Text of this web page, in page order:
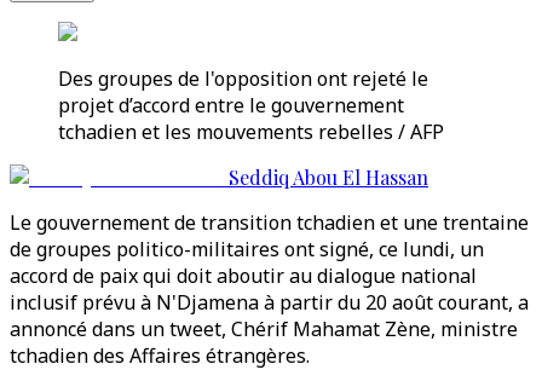
Des groupes de l'opposition ont rejeté le
projet d’accord entre le gouvernement
tchadien et les mouvements rebelles / AFP
Seddiq Abou El Hassan
Le gouvernement de transition tchadien et une trentaine
de groupes politico-militaires ont signé, ce lundi, un
accord de paix qui doit aboutir au dialogue national
inclusif prévu à N'Djamena à partir du 20 août courant, a
annoncé dans un tweet, Chérif Mahamat Zène, ministre
tchadien des Affaires étrangères.